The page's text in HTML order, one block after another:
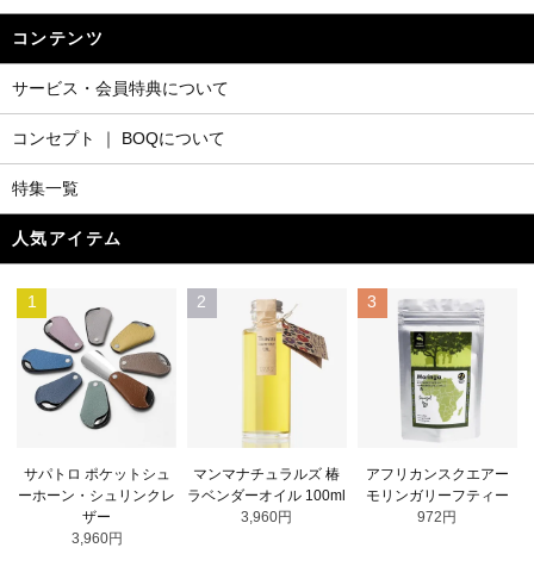
コンテンツ
サービス・会員特典について
コンセプト ｜ BOQについて
特集一覧
人気アイテム
1
サパトロ ポケットシュ
ーホーン・シュリンクレ
ザー
3,960円
2
マンマナチュラルズ 椿
ラベンダーオイル 100ml
3,960円
3
アフリカンスクエアー
モリンガリーフティー
972円